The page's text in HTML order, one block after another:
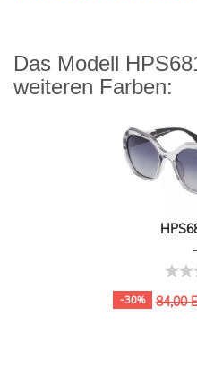
Das Modell
weiteren Farben:
-30% 84,00